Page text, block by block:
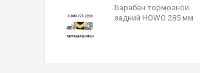
Барабан тормозной
задний HOWO 285 мм